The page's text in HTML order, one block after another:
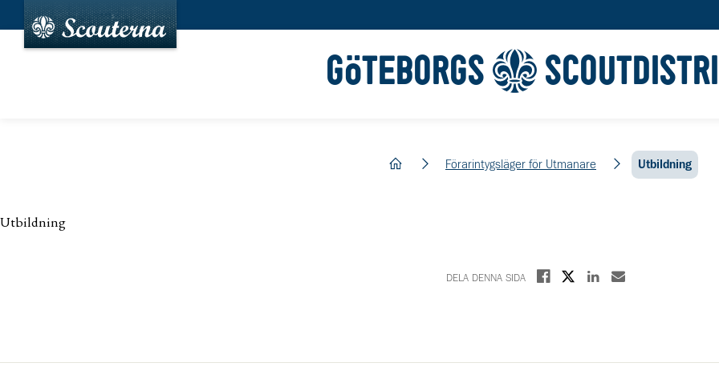
GÖTEBORGS
hem Förarintygsläger för Utmanare Utbildning
Utbildning
DELA DENNA SIDA Dela på Facebook
Dela på XDela på Linkedin
Dela med E-post